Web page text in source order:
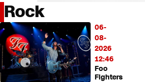
País
Mundo
Negocios
Deportes
Programas completos
Rock
06-
08-
2026
12:46
Foo
Fighters
LO
MÁS
LEÍDO
Tribunal